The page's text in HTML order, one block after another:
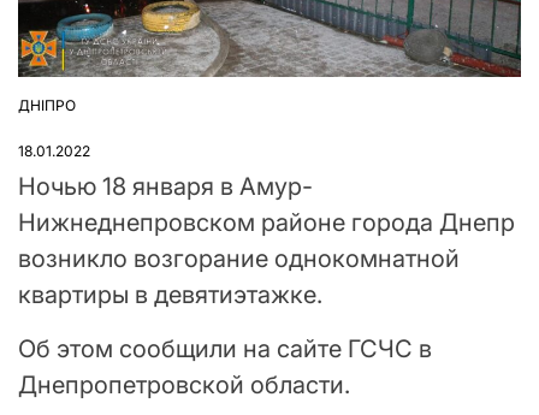
ОПУБЛІКУВАТИ
ДНІПРО
18.01.2022
Ночью 18 января в Амур-
Нижнеднепровском районе города Днепр
возникло возгорание однокомнатной
квартиры в девятиэтажке.
Об этом сообщили на сайте ГСЧС в
Днепропетровской области.